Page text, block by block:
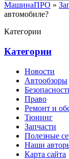
МашинаПРО »
автомобиле?
Категории
Категории
Новости
Автообзоры
Право
Ремонт и
Тюнинг
Запчасти
Полезные
Наши
Карта сайта